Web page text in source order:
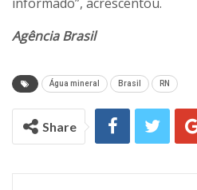
Agência Brasil
Água mineral Brasil RN
Share